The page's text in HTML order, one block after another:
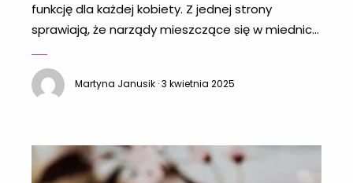
funkcję dla każdej kobiety. Z jednej strony
sprawiają, że narządy mieszczące się w miednicy
pozostają w prawidłowej pozycji, ale też choćby
dbają o utrzymanie moczu. Zatem koniecznie
poznaj szerzej, jak duże znacznie mają mięśnie
mięśnie dna
Martyna Janusik · 3 kwietnia 2025